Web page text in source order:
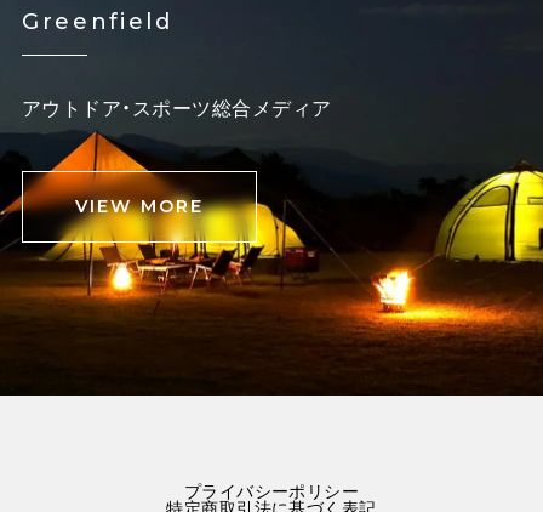
Greenfield
アウトドア・スポーツ総合メディア
VIEW MORE
プライバシーポリシー